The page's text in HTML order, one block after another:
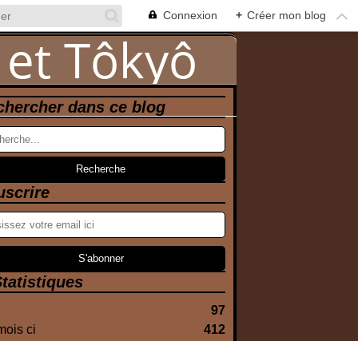
Connexion + Créer mon blog
dans ce blog
97
ci
412